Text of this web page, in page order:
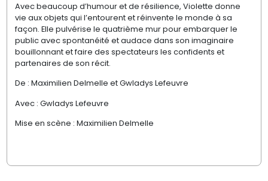
Avec beaucoup d’humour et de résilience, Violette donne
vie aux objets qui l’entourent et réinvente le monde à sa
façon. Elle pulvérise le quatrième mur pour embarquer le
public avec spontanéité et audace dans son imaginaire
bouillonnant et faire des spectateurs les confidents et
partenaires de son récit.
De : Maximilien Delmelle et Gwladys Lefeuvre
Avec : Gwladys Lefeuvre
Mise en scène : Maximilien Delmelle